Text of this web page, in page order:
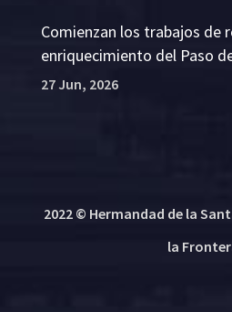
Comienzan los trabajos de
enriquecimiento del Paso
27 Jun, 2026
2022 © Hermandad de la
la